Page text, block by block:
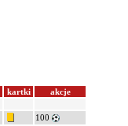
kartki
akcje
100